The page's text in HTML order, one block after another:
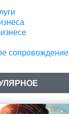
сопровождение